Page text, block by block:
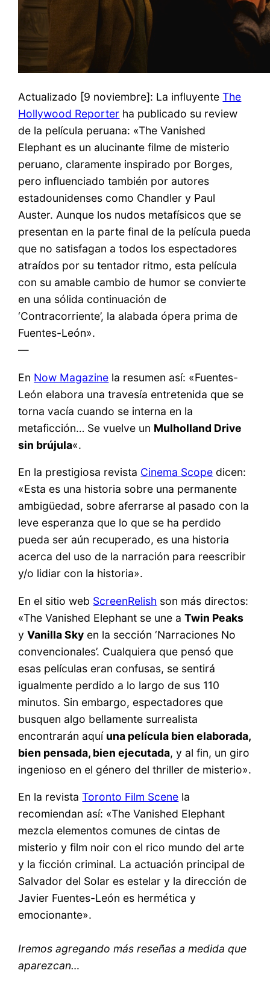
Actualizado [9 noviembre]: La influyenteThe
Hollywood Reporter ha publicado su review
de la película peruana: «The Vanished
Elephant es un alucinante filme de misterio
peruano, claramente inspirado por Borges,
pero influenciado también por autores
estadounidenses como Chandler y Paul
Auster. Aunque los nudos metafísicos que se
presentan en la parte final de la película pueda
que no satisfagan a todos los espectadores
atraídos por su tentador ritmo, esta película
con su amable cambio de humor se convierte
en una sólida continuación de
‘Contracorriente’, la alabada ópera prima de
Fuentes-León».
—
En Now Magazine la resumen así: «Fuentes-
León elabora una travesía entretenida que se
torna vacía cuando se interna en la
metaficción… Se vuelve un Mulholland Drive
sin brújula«.
En la prestigiosa revista Cinema Scope dicen:
«Esta es una historia sobre una permanente
ambigüedad, sobre aferrarse al pasado con la
leve esperanza que lo que se ha perdido
pueda ser aún recuperado, es una historia
acerca del uso de la narración para reescribir
y/o lidiar con la historia».
En el sitio web ScreenRelish son más directos:
«The Vanished Elephant se une aTwin Peaks
yVanilla Sky en la sección ‘Narraciones No
convencionales’. Cualquiera que pensó que
esas películas eran confusas, se sentirá
igualmente perdido a lo largo de sus 110
minutos. Sin embargo, espectadores que
busquen algo bellamente surrealista
encontrarán aquí una película bien elaborada,
bien pensada, bien ejecutada, y al fin, un giro
ingenioso en el género del thriller de misterio».
En la revistaToronto Film Scene la
recomiendan así: «The Vanished Elephant
mezcla elementos comunes de cintas de
misterio y film noir con el rico mundo del arte
y la ficción criminal. La actuación principal de
Salvador del Solar es estelar y la dirección de
Javier Fuentes-León es hermética y
emocionante».
Iremos agregando más reseñas a medida que
aparezcan…